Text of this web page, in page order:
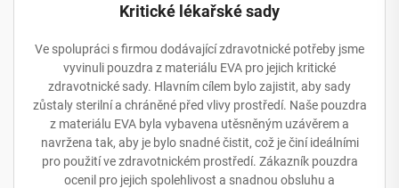
Kritické lékařské sady
Ve spolupráci s firmou dodávající zdravotnické potřeby jsme
vyvinuli pouzdra z materiálu EVA pro jejich kritické
zdravotnické sady. Hlavním cílem bylo zajistit, aby sady
zůstaly sterilní a chráněné před vlivy prostředí. Naše pouzdra
z materiálu EVA byla vybavena utěsněným uzávěrem a
navržena tak, aby je bylo snadné čistit, což je činí ideálními
pro použití ve zdravotnickém prostředí. Zákazník pouzdra
ocenil pro jejich spolehlivost a snadnou obsluhu a